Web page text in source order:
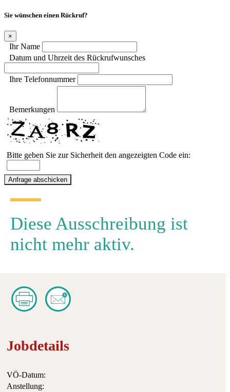
Sie wünschen einen Rückruf?
×
Ihr Name
Datum und Uhrzeit des Rückrufwunsches
Ihre Telefonnummer
Bemerkungen
Bitte geben Sie zur Sicherheit den angezeigten Code ein:
Diese Ausschreibung ist
nicht mehr aktiv.
Jobdetails
VÖ-Datum:
Anstellung: